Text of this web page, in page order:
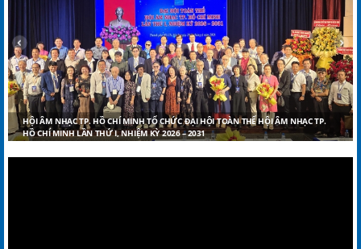
HỘI ÂM NHẠC TP. HỒ CHÍ MINH TỔ CHỨC ĐẠI HỘI TOÀN THỂ HỘI ÂM NHẠC TP.
HỒ CHÍ MINH LẦN THỨ I, NHIỆM KỲ 2026 – 2031